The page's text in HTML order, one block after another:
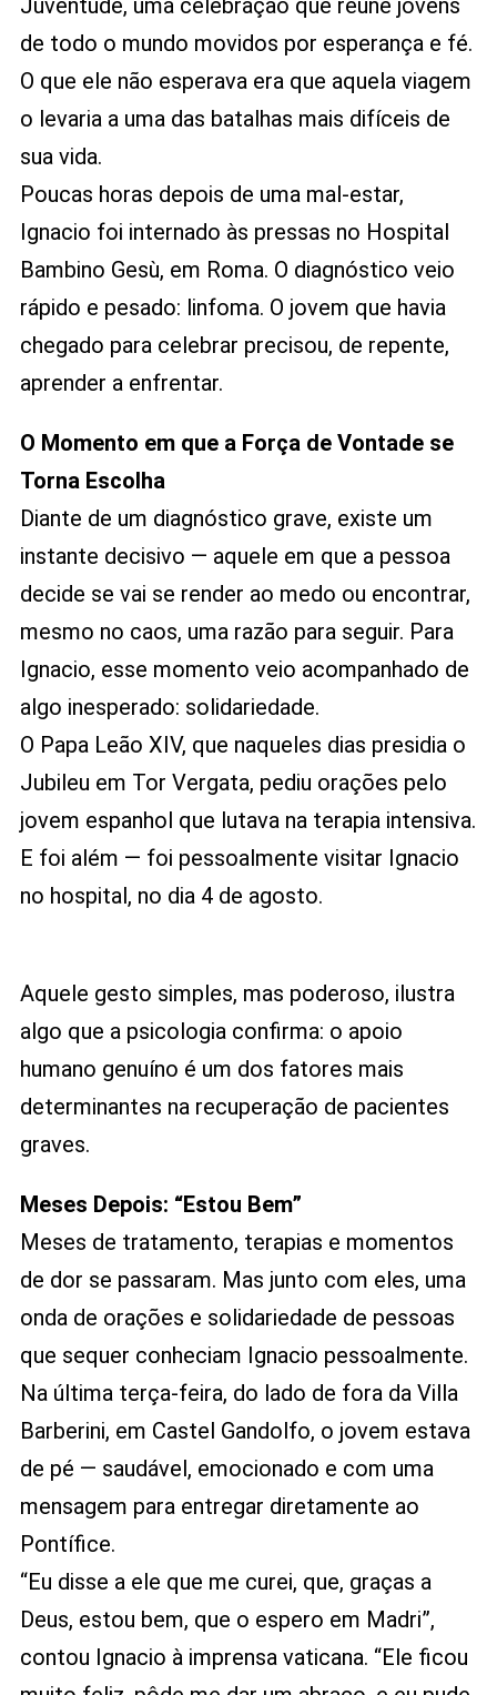
de todo o mundo movidos por esperança e fé.
O que ele não esperava era que aquela viagem
o levaria a uma das batalhas mais difíceis de
sua vida.
Poucas horas depois de uma mal-estar,
Ignacio foi internado às pressas no Hospital
Bambino Gesù, em Roma. O diagnóstico veio
rápido e pesado: linfoma. O jovem que havia
chegado para celebrar precisou, de repente,
aprender a enfrentar.
O Momento em que a Força de Vontade se
Torna Escolha
Diante de um diagnóstico grave, existe um
instante decisivo — aquele em que a pessoa
decide se vai se render ao medo ou encontrar,
mesmo no caos, uma razão para seguir. Para
Ignacio, esse momento veio acompanhado de
algo inesperado: solidariedade.
O Papa Leão XIV, que naqueles dias presidia o
Jubileu em Tor Vergata, pediu orações pelo
jovem espanhol que lutava na terapia intensiva.
E foi além — foi pessoalmente visitar Ignacio
no hospital, no dia 4 de agosto.
Aquele gesto simples, mas poderoso, ilustra
algo que a psicologia confirma: o apoio
humano genuíno é um dos fatores mais
determinantes na recuperação de pacientes
graves.
Meses Depois: “Estou Bem”
Meses de tratamento, terapias e momentos
de dor se passaram. Mas junto com eles, uma
onda de orações e solidariedade de pessoas
que sequer conheciam Ignacio pessoalmente.
Na última terça-feira, do lado de fora da Villa
Barberini, em Castel Gandolfo, o jovem estava
de pé — saudável, emocionado e com uma
mensagem para entregar diretamente ao
Pontífice.
“Eu disse a ele que me curei, que, graças a
Deus, estou bem, que o espero em Madri”,
contou Ignacio à imprensa vaticana. “Ele ficou